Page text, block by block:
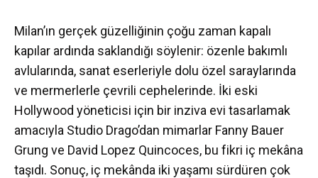
Milan’ın gerçek güzelliğinin çoğu zaman kapalı
kapılar ardında saklandığı söylenir: özenle bakımlı
avlularında, sanat eserleriyle dolu özel saraylarında
ve mermerlerle çevrili cephelerinde. İki eski
Hollywood yöneticisi için bir inziva evi tasarlamak
amacıyla Studio Drago’dan mimarlar Fanny Bauer
Grung ve David Lopez Quincoces, bu fikri iç mekâna
taşıdı. Sonuç, iç mekânda iki yaşamı sürdüren çok